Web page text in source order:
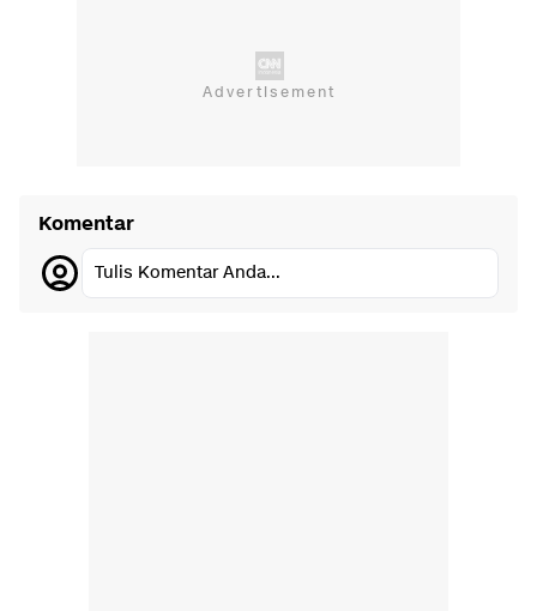
Komentar
Tulis Komentar Anda...